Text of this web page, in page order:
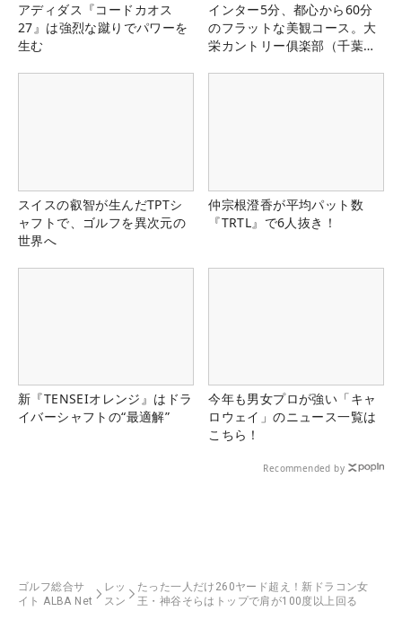
アディダス『コードカオス
27』は強烈な蹴りでパワーを
生む
インター5分、都心から60分
のフラットな美観コース。大
栄カントリー俱楽部（千葉
スイスの叡智が生んだTPTシ
ャフトで、ゴルフを異次元の
世界へ
仲宗根澄香が平均パット数
『TRTL』で6人抜き！
新『TENSEIオレンジ』はドラ
イバーシャフトの“最適解”
今年も男女プロが強い「キャ
ロウェイ」のニュース一覧は
こちら！
Recommended by
ゴルフ総合サ
イト ALBA Net
レッ
スン
たった一人だけ260ヤード超え！新ドラコン女
王・神谷そらはトップで肩が100度以上回る